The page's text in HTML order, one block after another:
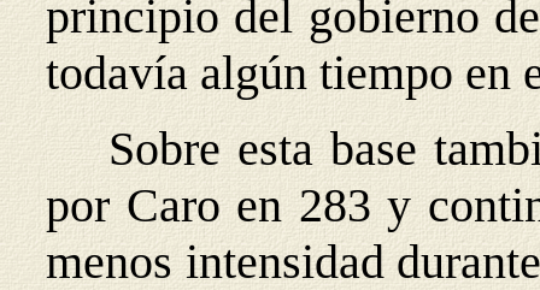
principio del gobierno
todavía algún tiempo en
Sobre esta base
por Caro en 283 y
menos intensidad